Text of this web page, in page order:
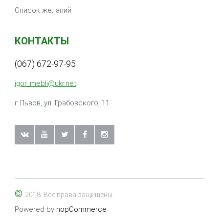
Список желаний
КОНТАКТЫ
(067) 672-97-95
igor_mebli@ukr.net
г.Львов, ул. Грабовского, 11
© 2018. Все права защищены.
Powered by nopCommerce